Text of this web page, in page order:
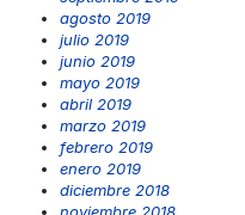
agosto 2019
julio 2019
junio 2019
mayo 2019
abril 2019
marzo 2019
febrero 2019
enero 2019
diciembre 2018
noviembre 2018